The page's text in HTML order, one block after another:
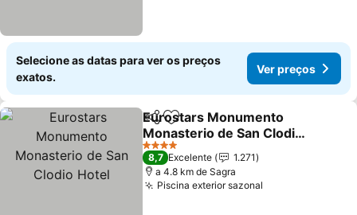
Selecione as datas para ver os preços
exatos.
Ver preços
PartilharAdicionar aos favoritos
Eurostars Monumento
Monasterio de San Clodio
Hotel
4 Estrelas
8,7 Excelente
1.271
a 4.8 km de Sagra
Piscina exterior sazonal